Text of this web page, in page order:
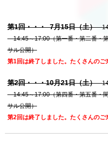
第1回・・・ 7月15日（土）
14:45～17:00（第一番・第二番・
サル公開）
第1回は終了しました。たくさんのご
第2回・・・10月21日（土）
14:45～17:00（第四番・第五番・
サル公開）
第2回は終了しました。たくさんのご